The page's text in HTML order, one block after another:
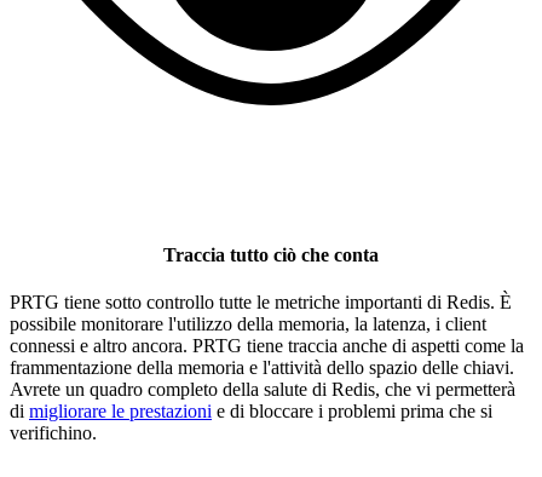
Traccia tutto ciò che conta
PRTG tiene sotto controllo tutte le metriche importanti di Redis. È
possibile monitorare l'utilizzo della memoria, la latenza, i client
connessi e altro ancora. PRTG tiene traccia anche di aspetti come la
frammentazione della memoria e l'attività dello spazio delle chiavi.
Avrete un quadro completo della salute di Redis, che vi permetterà
di migliorare le prestazioni e di bloccare i problemi prima che si
verifichino.